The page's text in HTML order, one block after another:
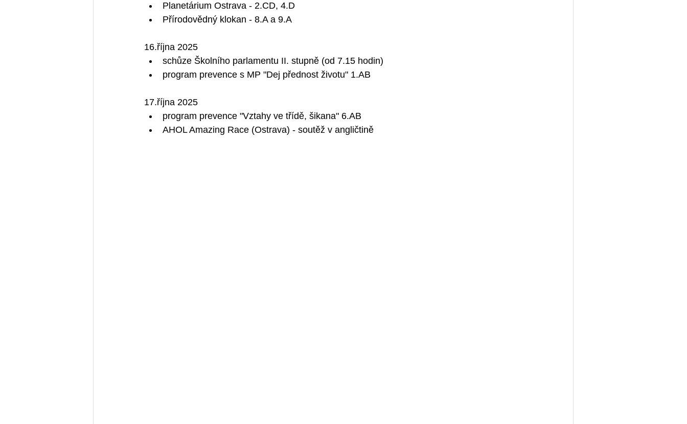
Planetárium Ostrava - 2.CD, 4.D
Přírodovědný klokan - 8.A a 9.A
16.října 2025
schůze Školního parlamentu II. stupně (od 7.15 hodin)
program prevence s MP "Dej přednost životu" 1.AB
17.října 2025
program prevence "Vztahy ve třídě, šikana" 6.AB
AHOL Amazing Race (Ostrava) - soutěž v angličtině